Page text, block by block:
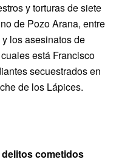
y torturas de siete
de Pozo Arana, entre
los asesinatos de
está Francisco
secuestrados en
de los Lápices.
cometidos